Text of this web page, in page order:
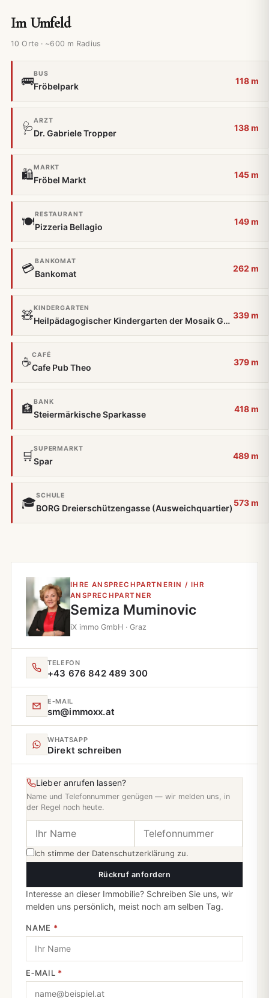
Im Umfeld
10 Orte · ~600 m Radius
🚌
BUS
Fröbelpark
118 m
🩺
ARZT
Dr. Gabriele Tropper
138 m
🛍️
MARKT
Fröbel Markt
145 m
🍽️
RESTAURANT
Pizzeria Bellagio
149 m
💳
BANKOMAT
Bankomat
262 m
🧸
KINDERGARTEN
Heilpädagogischer Kindergarten der Mosaik GmbH
339 m
☕
CAFÉ
Cafe Pub Theo
379 m
🏦
BANK
Steiermärkische Sparkasse
418 m
🛒
SUPERMARKT
Spar
489 m
🎓
SCHULE
BORG Dreierschützengasse (Ausweichquartier)
573 m
IHRE ANSPRECHPARTNERIN / IHR
ANSPRECHPARTNER
Semiza Muminovic
iX immo GmbH · Graz
TELEFON
+43 676 842 489 300
E‑MAIL
sm@immoxx.at
WHATSAPP
Direkt schreiben
Lieber anrufen lassen?
Name und Telefonnummer genügen — wir melden uns, in
der Regel noch heute.
Ich stimme der Datenschutzerklärung zu.
Rückruf anfordern
Interesse an dieser Immobilie? Schreiben Sie uns, wir
melden uns persönlich, meist noch am selben Tag.
NAME *
E‑MAIL *